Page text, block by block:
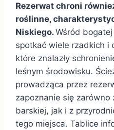
Rezerwat chroni
roślinne,
Niskiego. Wśród
spotkać wiele rzadkich i
które znalazły
leśnym środowisku.
prowadząca przez
zapoznanie się
barskiej, jak i z
tego miejsca. Tablice